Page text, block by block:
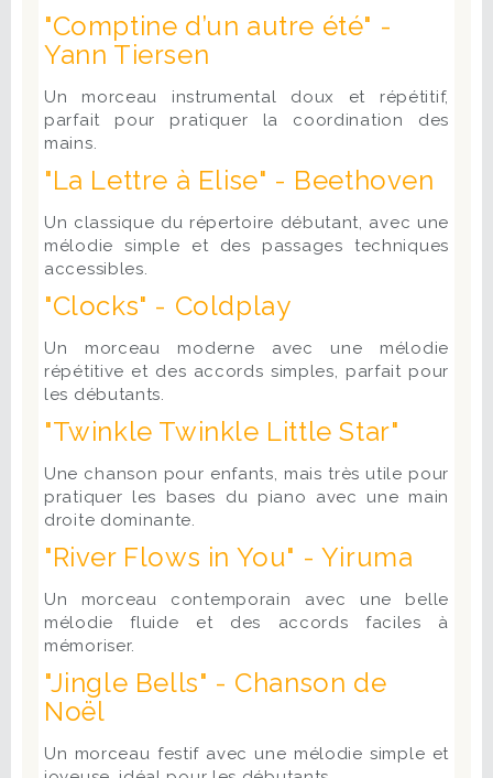
"Comptine d’un autre été" -
Yann Tiersen
Un morceau instrumental doux et répétitif,
parfait pour pratiquer la coordination des
mains.
"La Lettre à Elise" - Beethoven
Un classique du répertoire débutant, avec une
mélodie simple et des passages techniques
accessibles.
"Clocks" - Coldplay
Un morceau moderne avec une mélodie
répétitive et des accords simples, parfait pour
les débutants.
"Twinkle Twinkle Little Star"
Une chanson pour enfants, mais très utile pour
pratiquer les bases du piano avec une main
droite dominante.
"River Flows in You" - Yiruma
Un morceau contemporain avec une belle
mélodie fluide et des accords faciles à
mémoriser.
"Jingle Bells" - Chanson de
Noël
Un morceau festif avec une mélodie simple et